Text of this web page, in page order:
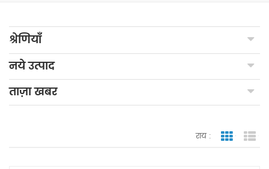
श्रेणियाँ
नये उत्पाद
ताज़ा खबर
राय : जाली